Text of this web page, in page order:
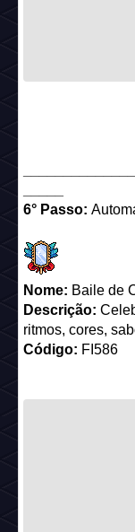
6° Passo:
Nome: Baile de
Descrição:
ritmos, cores,
Código: FI586